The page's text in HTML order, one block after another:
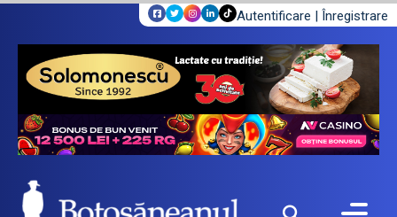
Autentificare | Înregistrare